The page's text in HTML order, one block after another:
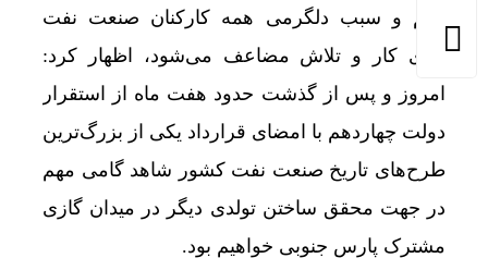
مهم و سبب دلگرمی همه کارکنان صنعت نفت
برای کار و تلاش مضاعف می‌شود، اظهار کرد:
امروز و پس از گذشت حدود هفت ماه از استقرار
دولت چهاردهم با امضای قرارداد یکی از بزرگ‌ترین
طرح‌های تاریخ صنعت نفت کشور شاهد گامی مهم
در جهت محقق ساختن تولدی دیگر در میدان گازی
مشترک پارس جنوبی خواهیم بود.